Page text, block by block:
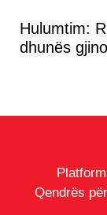
Hulumtim:
dhunës
Qendrës